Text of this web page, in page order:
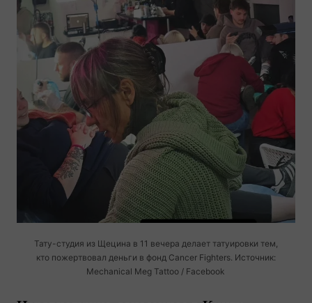
Тату-студия из Щецина в 11 вечера делает татуировки тем,
кто пожертвовал деньги в фонд Cancer Fighters. Источник:
Mechanical Meg Tattoo / Facebook